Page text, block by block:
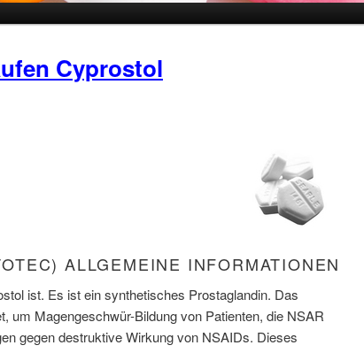
Cyprostol
ALLGEMEINE INFORMATIONEN
ist. Es ist ein synthetisches Prostaglandin. Das
um Magengeschwür-Bildung von Patienten, die NSAR
gegen destruktive Wirkung von NSAIDs. Dieses